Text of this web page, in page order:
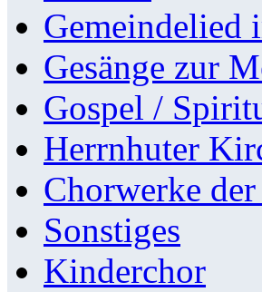
Gemeindelied
Gesänge zur
Gospel /
Herrnhuter
Chorwerke
Sonstiges
Kinderchor